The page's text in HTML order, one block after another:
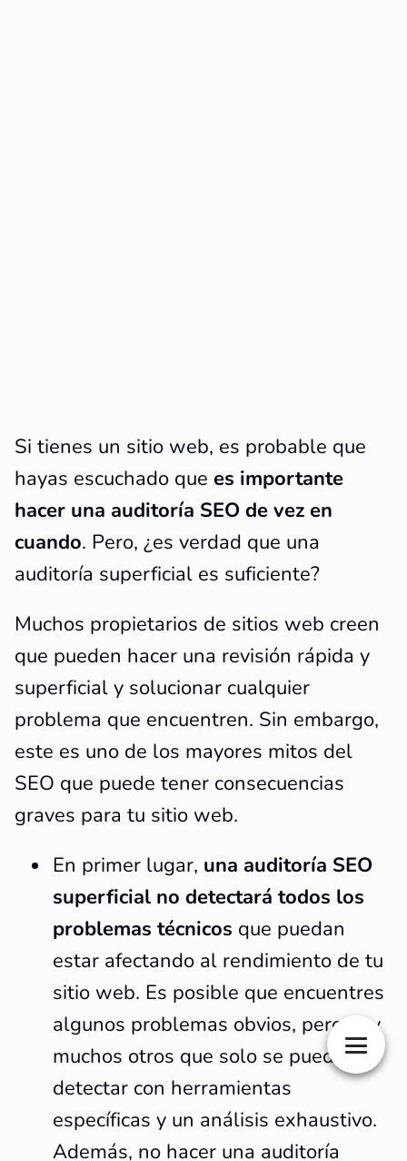
Si tienes un sitio web, es probable que
hayas escuchado que es importante
hacer una auditoría SEO de vez en
cuando. Pero, ¿es verdad que una
auditoría superficial es suficiente?
Muchos propietarios de sitios web creen
que pueden hacer una revisión rápida y
superficial y solucionar cualquier
problema que encuentren. Sin embargo,
este es uno de los mayores mitos del
SEO que puede tener consecuencias
graves para tu sitio web.
En primer lugar, una auditoría SEO
superficial no detectará todos los
problemas técnicos que puedan
estar afectando al rendimiento de tu
sitio web. Es posible que encuentres
algunos problemas obvios, pero hay
muchos otros que solo se pueden
detectar con herramientas
específicas y un análisis exhaustivo.
Además, no hacer una auditoría